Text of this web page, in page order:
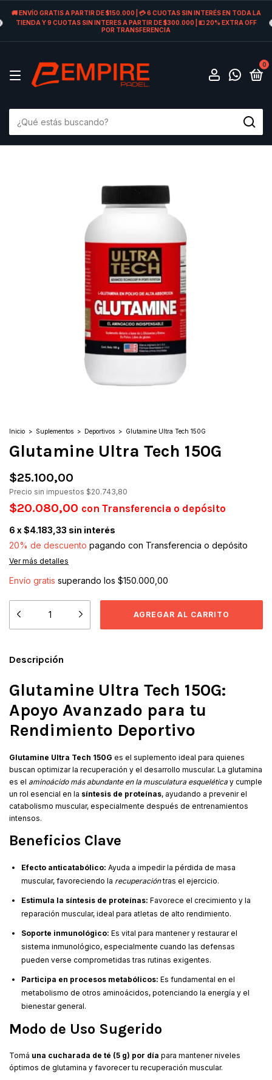
🚚 ENVÍO GRATIS A PARTIR DE $150.000 | 💳 6 CUOTAS SIN INTERÉS EN TODA LA
TIENDA Y 9 CUOTAS SIN INTERES A PARTIR DE $300.000 | 💵 20% EXTRA OFF
POR TRANSFERENCIA
0
Inicio > Suplementos > Deportivos > Glutamine Ultra Tech 150G
Glutamine Ultra Tech 150G
$25.100,00
Precio sin impuestos $20.743,80
$20.080,00 con Transferencia o depósito
6 x$4.183,33 sin interés
20% de descuento pagando con Transferencia o depósito
Ver más detalles
Envío gratis superando los $150.000,00
Descripción
Glutamine Ultra Tech 150G:
Apoyo Avanzado para tu
Rendimiento Deportivo
Glutamine Ultra Tech 150G es el suplemento ideal para quienes
buscan optimizar la recuperación y el desarrollo muscular. La glutamina
es el aminoácido más abundante en la musculatura esquelética y cumple
un rol esencial en la síntesis de proteínas, ayudando a prevenir el
catabolismo muscular, especialmente después de entrenamientos
intensos.
Beneficios Clave
Efecto anticatabólico: Ayuda a impedir la pérdida de masa
muscular, favoreciendo la recuperacióntras el ejercicio.
Estimula la síntesis de proteínas: Favorece el crecimiento y la
reparación muscular, ideal para atletas de alto rendimiento.
Soporte inmunológico: Es vital para mantener y restaurar el
sistema inmunológico, especialmente cuando las defensas
pueden verse comprometidas tras rutinas exigentes.
Participa en procesos metabólicos: Es fundamental en el
metabolismo de otros aminoácidos, potenciando la energía y el
bienestar general.
Modo de Uso Sugerido
Tomá una cucharada de té (5 g) por día para mantener niveles
óptimos de glutamina y favorecer tu recuperación muscular.